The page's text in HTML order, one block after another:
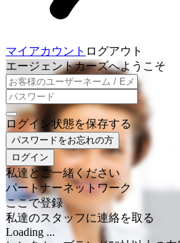
マイアカウント ログアウト
エージェントカーズへようこそ
ログイン状態を保存する
パスワードをお忘れの方
ログイン
私達とご一緒ください
パートナーネットワーク
ここで登録
私達のスタッフに連絡を取る
Loading ...